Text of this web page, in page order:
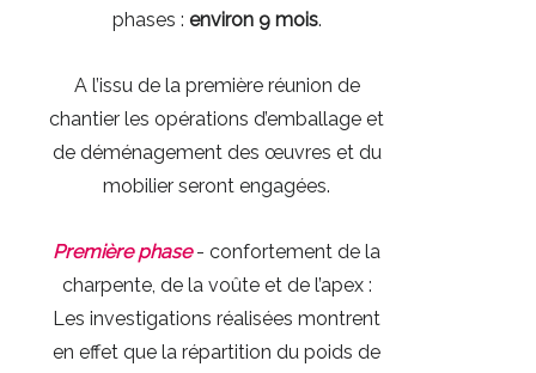
phases : environ 9 mois.
A l’issu de la première réunion de
chantier les opérations d’emballage et
de déménagement des œuvres et du
mobilier seront engagées.
Première phase- confortement de la
charpente, de la voûte et de l’apex :
Les investigations réalisées montrent
en effet que la répartition du poids de